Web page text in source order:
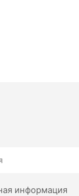
информация